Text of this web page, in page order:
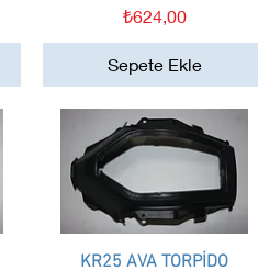
Fiyat
₺624,00
Sepete Ekle
Hızlı Bakış
KR25 AVA TORPİDO